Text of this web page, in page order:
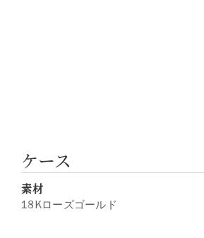
ケース
素材
18Kローズゴールド